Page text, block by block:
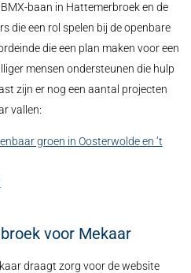
baan in Hattemerbroek en de
die een rol spelen bij de openbare
die een plan maken voor een
mensen ondersteunen die hulp
zijn er nog een aantal projecten
vallen:
groen in Oosterwolde en ’t
voor Mekaar
draagt zorg voor de website